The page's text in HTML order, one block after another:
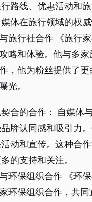
路线、优惠活动和
体在旅行领域的权
旅行社合作 《旅行
略和体验。他与多
，他为粉丝提供了
光。
合的合作： 自媒体
牌认同感和吸引力
动和宣传。这种合
的支持和关注。
环保组织合作 《环
环保组织合作，共